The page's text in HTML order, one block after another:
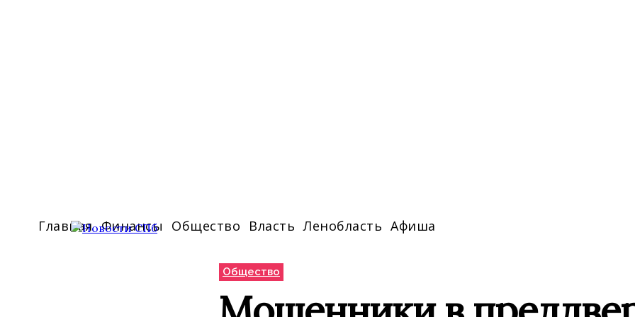
Главная Финансы Общество Власть Ленобласть Афиша
Общество